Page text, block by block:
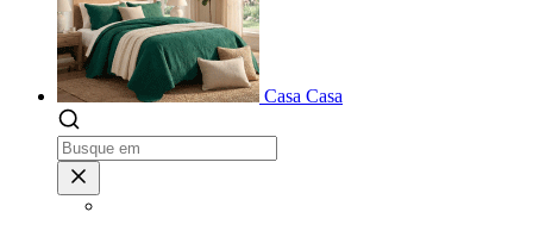
Casa Casa